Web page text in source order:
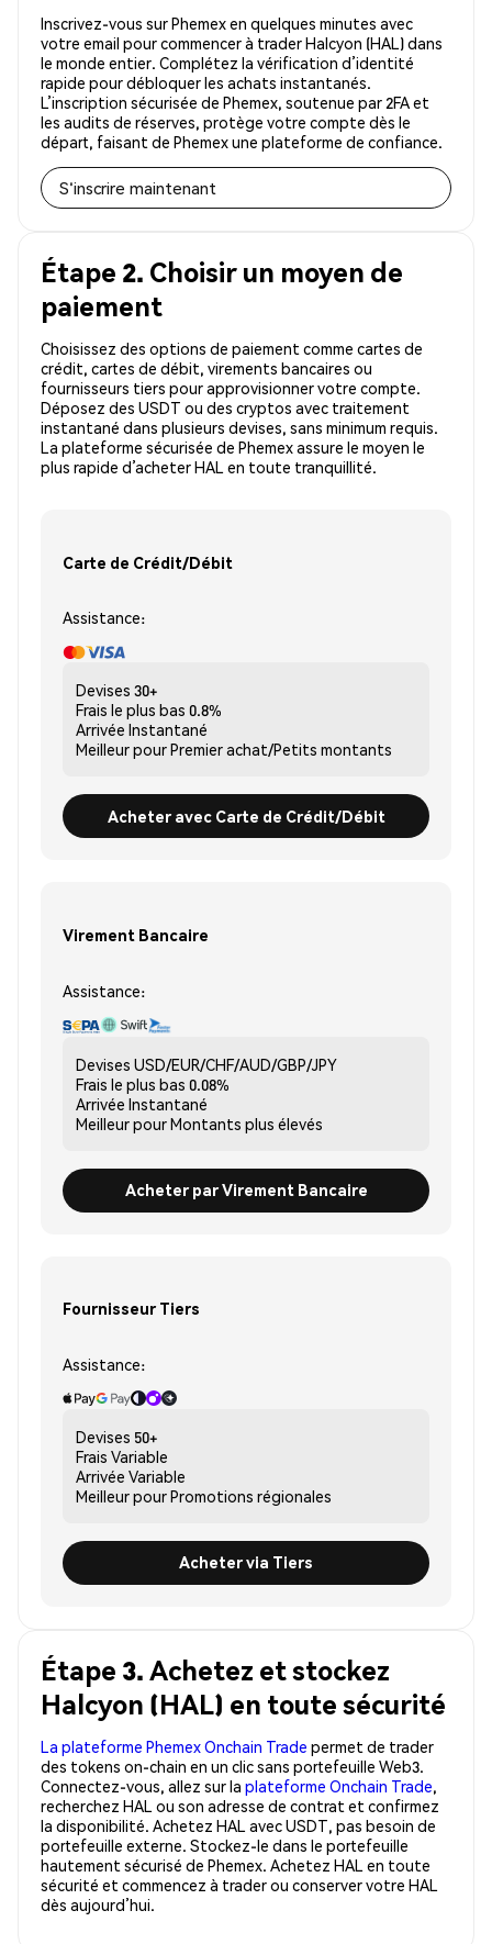
Inscrivez-vous sur Phemex en quelques minutes avec
votre email pour commencer à trader Halcyon (HAL) dans
le monde entier. Complétez la vérification d’identité
rapide pour débloquer les achats instantanés.
L’inscription sécurisée de Phemex, soutenue par 2FA et
les audits de réserves, protège votre compte dès le
départ, faisant de Phemex une plateforme de confiance.
S'inscrire maintenant
Étape 2. Choisir un moyen de
paiement
Choisissez des options de paiement comme cartes de
crédit, cartes de débit, virements bancaires ou
fournisseurs tiers pour approvisionner votre compte.
Déposez des USDT ou des cryptos avec traitement
instantané dans plusieurs devises, sans minimum requis.
La plateforme sécurisée de Phemex assure le moyen le
plus rapide d’acheter HAL en toute tranquillité.
Carte de Crédit/Débit
Assistance:
Devises 30+
Frais le plus bas 0.8%
Arrivée Instantané
Meilleur pourPremier achat/Petits montants
Acheter avec Carte de Crédit/Débit
Virement Bancaire
Assistance:
Devises USD/EUR/CHF/AUD/GBP/JPY
Frais le plus bas 0.08%
Arrivée Instantané
Meilleur pourMontants plus élevés
Acheter par Virement Bancaire
Fournisseur Tiers
Assistance:
Devises 50+
Frais Variable
Arrivée Variable
Meilleur pourPromotions régionales
Acheter via Tiers
Étape 3. Achetez et stockez
Halcyon (HAL) en toute sécurité
La plateforme Phemex Onchain Trade permet de trader
des tokens on-chain en un clic sans portefeuille Web3.
Connectez-vous, allez sur la plateforme Onchain Trade,
recherchez HAL ou son adresse de contrat et confirmez
la disponibilité. Achetez HAL avec USDT, pas besoin de
portefeuille externe. Stockez-le dans le portefeuille
hautement sécurisé de Phemex. Achetez HAL en toute
sécurité et commencez à trader ou conserver votre HAL
dès aujourd’hui.